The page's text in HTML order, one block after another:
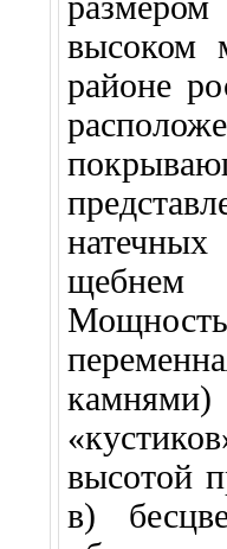
высоком
районе
высотой
в)